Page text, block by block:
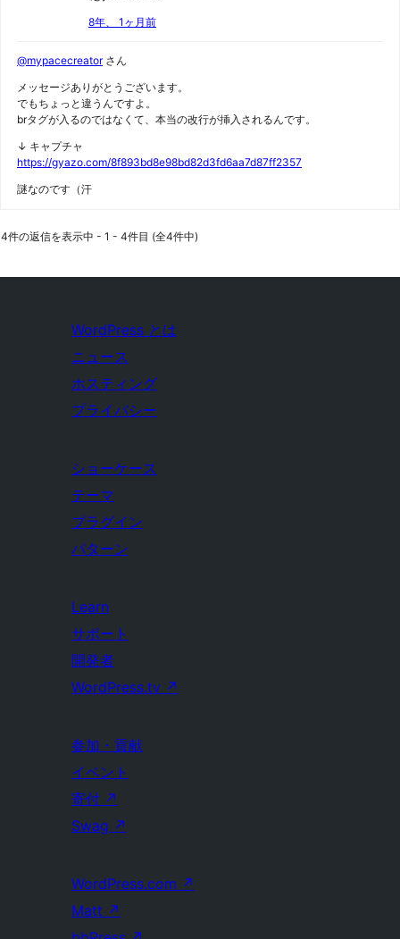
8年、 1ヶ月前
@mypacecreatorさん
メッセージありがとうございます。
でもちょっと違うんですよ。
brタグが入るのではなくて、本当の改行が挿入されるんです。
↓ キャプチャ
https://gyazo.com/8f893bd8e98bd82d3fd6aa7d87ff2357
謎なのです（汗
4件の返信を表示中 - 1 - 4件目 (全4件中)
WordPress とは
ニュース
ホスティング
プライバシー
ショーケース
テーマ
プラグイン
パターン
Learn
サポート
開発者
WordPress.tv ↗
参加・貢献
イベント
寄付 ↗
Swag ↗
WordPress.com ↗
Matt ↗